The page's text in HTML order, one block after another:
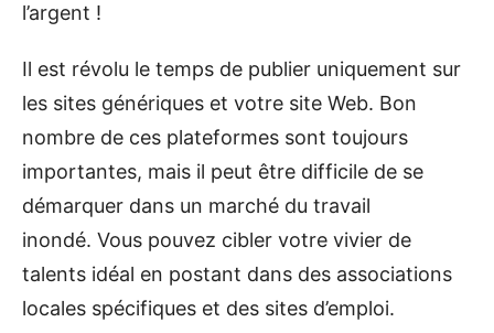
l’argent !
Il est révolu le temps de publier uniquement sur
les sites génériques et votre site Web. Bon
nombre de ces plateformes sont toujours
importantes, mais il peut être difficile de se
démarquer dans un marché du travail
inondé. Vous pouvez cibler votre vivier de
talents idéal en postant dans des associations
locales spécifiques et des sites d’emploi.